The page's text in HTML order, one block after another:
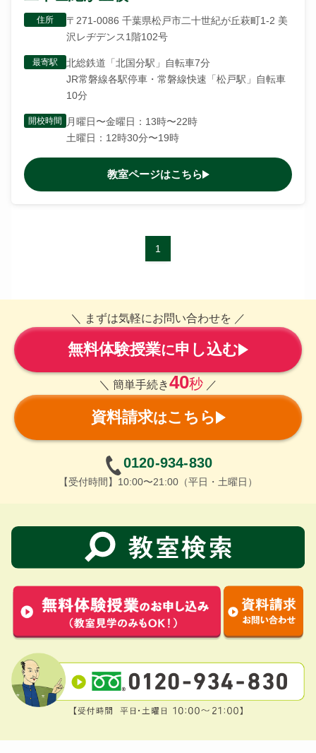
住所
〒271-0086 千葉県松戸市二十世紀が丘萩町1-2 美
沢レヂデンス1階102号
最寄駅
北総鉄道「北国分駅」自転車7分
JR常磐線各駅停車・常磐線快速「松戸駅」自転車
10分
開校時間
月曜日〜金曜日：13時〜22時
土曜日：12時30分〜19時
教室ページはこちら
1
＼ まずは気軽にお問い合わせを ／
無料体験授業に申し込む
＼ 簡単手続き40秒 ／
資料請求はこちら
0120-934-830
【受付時間】10:00〜21:00（平日・土曜日）